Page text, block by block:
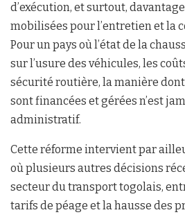
d’exécution, et surtout,
mobilisées pour l’entretien et la
Pour un pays où l’état de la
sur l’usure des véhicules, les
sécurité routière, la manière
sont financées et gérées n’est
administratif.
Cette réforme intervient par
où plusieurs autres décisions
secteur du transport togolais,
tarifs de péage et la hausse des